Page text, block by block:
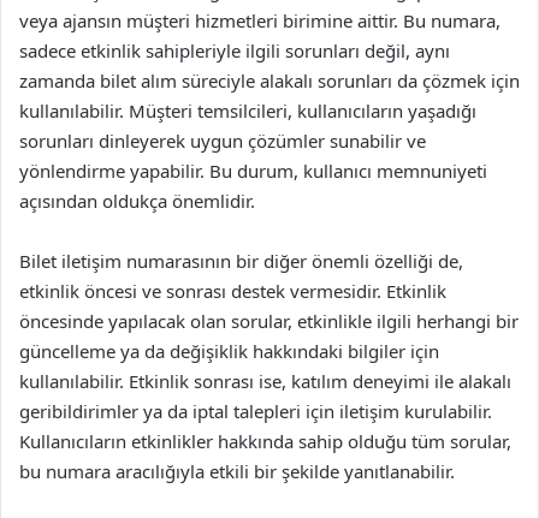
veya ajansın müşteri hizmetleri birimine aittir. Bu numara,
sadece etkinlik sahipleriyle ilgili sorunları değil, aynı
zamanda bilet alım süreciyle alakalı sorunları da çözmek için
kullanılabilir. Müşteri temsilcileri, kullanıcıların yaşadığı
sorunları dinleyerek uygun çözümler sunabilir ve
yönlendirme yapabilir. Bu durum, kullanıcı memnuniyeti
açısından oldukça önemlidir.
Bilet iletişim numarasının bir diğer önemli özelliği de,
etkinlik öncesi ve sonrası destek vermesidir. Etkinlik
öncesinde yapılacak olan sorular, etkinlikle ilgili herhangi bir
güncelleme ya da değişiklik hakkındaki bilgiler için
kullanılabilir. Etkinlik sonrası ise, katılım deneyimi ile alakalı
geribildirimler ya da iptal talepleri için iletişim kurulabilir.
Kullanıcıların etkinlikler hakkında sahip olduğu tüm sorular,
bu numara aracılığıyla etkili bir şekilde yanıtlanabilir.